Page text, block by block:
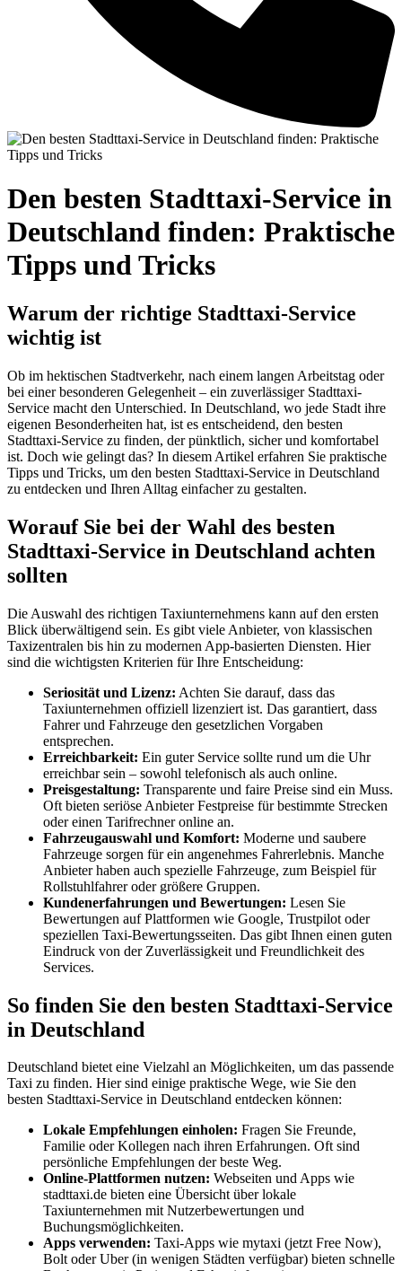
Den besten Stadttaxi-Service in
Deutschland finden: Praktische
Tipps und Tricks
Warum der richtige Stadttaxi-Service
wichtig ist
Ob im hektischen Stadtverkehr, nach einem langen Arbeitstag oder
bei einer besonderen Gelegenheit – ein zuverlässiger Stadttaxi-
Service macht den Unterschied. In Deutschland, wo jede Stadt ihre
eigenen Besonderheiten hat, ist es entscheidend, den besten
Stadttaxi-Service zu finden, der pünktlich, sicher und komfortabel
ist. Doch wie gelingt das? In diesem Artikel erfahren Sie praktische
Tipps und Tricks, um den besten Stadttaxi-Service in Deutschland
zu entdecken und Ihren Alltag einfacher zu gestalten.
Worauf Sie bei der Wahl des besten
Stadttaxi-Service in Deutschland achten
sollten
Die Auswahl des richtigen Taxiunternehmens kann auf den ersten
Blick überwältigend sein. Es gibt viele Anbieter, von klassischen
Taxizentralen bis hin zu modernen App-basierten Diensten. Hier
sind die wichtigsten Kriterien für Ihre Entscheidung:
Seriosität und Lizenz: Achten Sie darauf, dass das
Taxiunternehmen offiziell lizenziert ist. Das garantiert, dass
Fahrer und Fahrzeuge den gesetzlichen Vorgaben
entsprechen.
Erreichbarkeit: Ein guter Service sollte rund um die Uhr
erreichbar sein – sowohl telefonisch als auch online.
Preisgestaltung: Transparente und faire Preise sind ein Muss.
Oft bieten seriöse Anbieter Festpreise für bestimmte Strecken
oder einen Tarifrechner online an.
Fahrzeugauswahl und Komfort: Moderne und saubere
Fahrzeuge sorgen für ein angenehmes Fahrerlebnis. Manche
Anbieter haben auch spezielle Fahrzeuge, zum Beispiel für
Rollstuhlfahrer oder größere Gruppen.
Kundenerfahrungen und Bewertungen: Lesen Sie
Bewertungen auf Plattformen wie Google, Trustpilot oder
speziellen Taxi-Bewertungsseiten. Das gibt Ihnen einen guten
Eindruck von der Zuverlässigkeit und Freundlichkeit des
Services.
So finden Sie den besten Stadttaxi-Service
in Deutschland
Deutschland bietet eine Vielzahl an Möglichkeiten, um das passende
Taxi zu finden. Hier sind einige praktische Wege, wie Sie den
besten Stadttaxi-Service in Deutschland entdecken können:
Lokale Empfehlungen einholen: Fragen Sie Freunde,
Familie oder Kollegen nach ihren Erfahrungen. Oft sind
persönliche Empfehlungen der beste Weg.
Online-Plattformen nutzen: Webseiten und Apps wie
stadttaxi.de bieten eine Übersicht über lokale
Taxiunternehmen mit Nutzerbewertungen und
Buchungsmöglichkeiten.
Apps verwenden: Taxi-Apps wie mytaxi (jetzt Free Now),
Bolt oder Uber (in wenigen Städten verfügbar) bieten schnelle